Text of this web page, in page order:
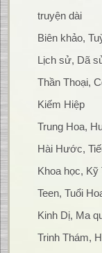
truyện dài
Biên khảo,
Lịch sử, Dã
Thần Thoại,
Kiếm Hiệp
Trung Hoa,
Hài Hước,
Khoa học, Kỹ
Teen, Tuổi
Kinh Dị, Ma
Trinh Thám,